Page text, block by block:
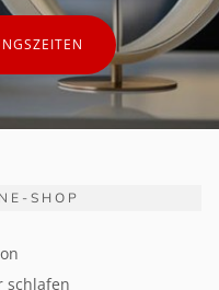
SHOP
schlafen